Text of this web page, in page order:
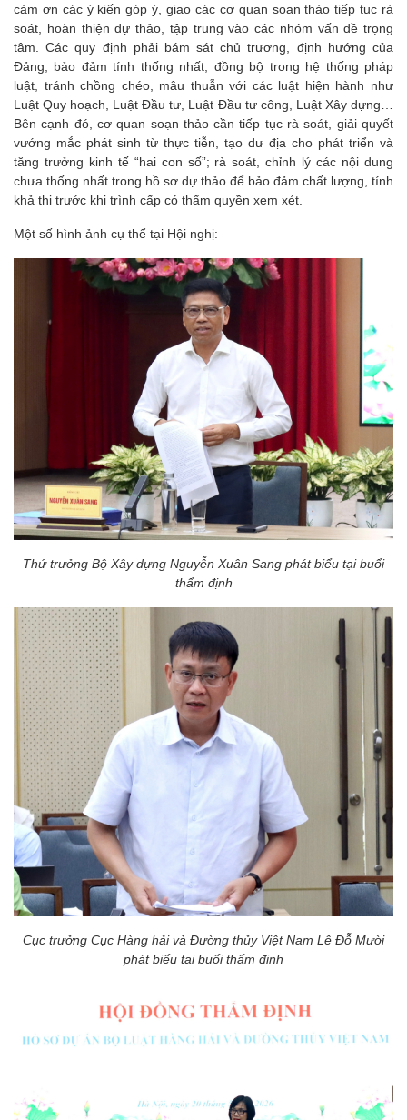
cảm ơn các ý kiến góp ý, giao các cơ quan soạn thảo tiếp tục rà
soát, hoàn thiện dự thảo, tập trung vào các nhóm vấn đề trọng
tâm. Các quy định phải bám sát chủ trương, định hướng của
Đảng, bảo đảm tính thống nhất, đồng bộ trong hệ thống pháp
luật, tránh chồng chéo, mâu thuẫn với các luật hiện hành như
Luật Quy hoạch, Luật Đầu tư, Luật Đầu tư công, Luật Xây dựng…
Bên cạnh đó, cơ quan soạn thảo cần tiếp tục rà soát, giải quyết
vướng mắc phát sinh từ thực tiễn, tạo dư địa cho phát triển và
tăng trưởng kinh tế “hai con số”; rà soát, chỉnh lý các nội dung
chưa thống nhất trong hồ sơ dự thảo để bảo đảm chất lượng, tính
khả thi trước khi trình cấp có thẩm quyền xem xét.
Một số hình ảnh cụ thể tại Hội nghị:
Thứ trưởng Bộ Xây dựng Nguyễn Xuân Sang phát biểu tại buổi
thẩm định
Cục trưởng Cục Hàng hải và Đường thủy Việt Nam Lê Đỗ Mười
phát biểu tại buổi thẩm định